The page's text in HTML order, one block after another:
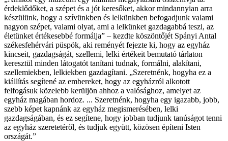
érdeklődőket, a szépet és a jót keresőket, akkor mindannyian arra
készülünk, hogy a szívünkben és lelkünkben befogadjunk valami
nagyon szépet, valami olyat, ami a lelkünket gazdagabbá teszi, az
életünket értékesebbé formálja” – kezdte köszöntőjét Spányi Antal
székesfehérvári püspök, aki reményét fejezte ki, hogy az egyház
kincseit, gazdagságát, szellemi, lelki értékeit bemutató tárlaton
keresztül minden látogatót tanítani tudnak, formálni, alakítani,
szellemiekben, lelkiekben gazdagítani. „Szeretnénk, hogyha ez a
kiállítás segítené az embereket, hogy az egyházról alkotott
felfogásuk közelebb kerüljön ahhoz a valósághoz, amelyet az
egyház magában hordoz. ... Szeretnénk, hogyha egy igazabb, jobb,
szebb képet kapnánk az egyház megismerésében, lelki
gazdagságában, és ez segítene, hogy jobban tudjunk tanúságot tenni
az egyház szeretetéről, és tudjuk együtt, közösen építeni Isten
országát.”